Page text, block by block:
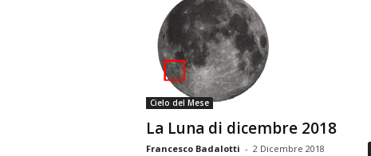
a
Cielo del Mese
La Luna di dicembre 2018
Francesco Badalotti - 2 Dicembre 2018